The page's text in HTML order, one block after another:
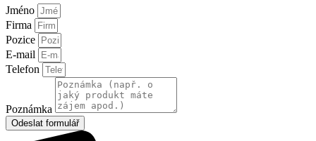
Jméno
Firma
Pozice
E-mail
Telefon
Poznámka
Odeslat formulář